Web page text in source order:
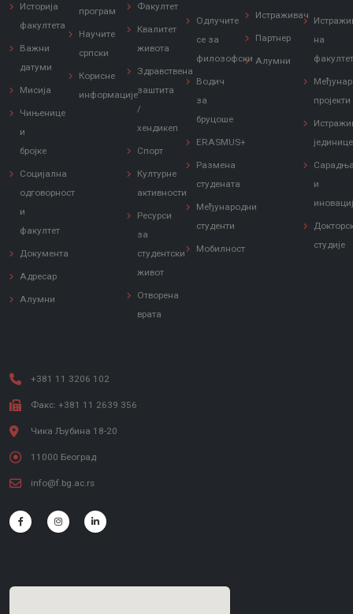
Историја
факултета
Важни
датуми
Мисија
Чињенице
и
бројке
Социјална
одговорност
и
факултет
Документа
Адресар
Алумни
програм
Научите
српски
Корисне
информације
Факултет
Квалитет
живота
Здравствена
заштита
/
хендикеп
Спорт
Културне
активности
Ресурси
за
студентски
живот
Отворена
врата
Одлучите
се за
филозофски
Водич
за
бруцоше
ERASMUS+
Размена
студената
Међународни
студенти
Мобилност
Истраживач
Партнер
Алумни
на
пројекти
јединице
и
студије
+381 11 3206 102
Факс: +381 11 2639 356
Чика Љубина 18-20
11000 Београд
info@f.bg.ac.rs